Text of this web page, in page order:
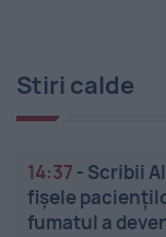
Stiri calde
14:37 - Scribii
fișele
fumatul a